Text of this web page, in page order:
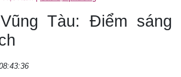
Tàu: Điểm sáng